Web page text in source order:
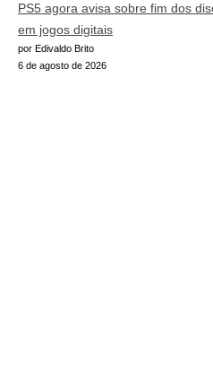
PS5 agora avisa sobre fim dos
em jogos digitais
por Edivaldo Brito
6 de agosto de 2026